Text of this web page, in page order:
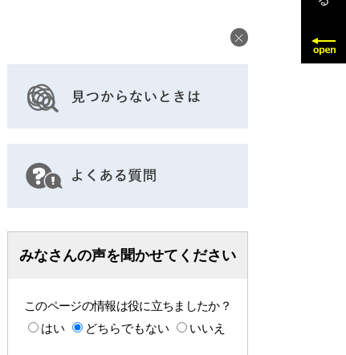
みなさんの声を聞かせてください
このページの情報は役に立ちましたか？
はい
どちらでもない いいえ